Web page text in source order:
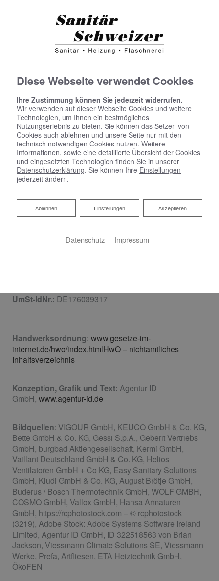
Impressum
Dietmar Schweizer
Silcherstraße 13
Telefon:07025 83575
UmSt-IdNr.: DE176039317
Handwerksordnung: www.gesetze-im-
internet.de/hwo/index.htmlHwO – nichtamtliches
Inhaltsverzeichnis
Konzeption, Grafik und Text: Agentur ID
GmbH, www.agentur-id.de
Bildquellen: VIGOUR GmbH, KEUCO GmbH & Co. KG,
Bette GmbH & Co. KG, Gessi S.p.A., Geberit Vertriebs
GmbH, burgbad Aktiengesellschaft, Kermi GmbH,
Vaillant Deutschland GmbH & Co. KG, Helios
Ventilatoren GmbH + Co KG, Easy Sanitary Solutions
GmbH, Kludi GmbH & Co. KG, August Brötje GmbH,
Buderus / Bosch Thermotechnik GmbH, WOLF GMBH,
COSMO GmbH, Vallox GmbH, Hansa Armaturen
GmbH, https://rcphotostock.com – © rcphotostock
(3219), Adobe Stock: Adobe Systems Software Ireland
Limited, Agentur ID GmbH, ID 322518563 von Brian
Jackson, Viessmann Climate Solutions SE, Viessmann
Werke, Prefa, Artfliesen, ETA Heiztechnik GmbH,
ÖkoFEN
Diese Webseite verwendet Cookies
Ihre Zustimmung können Sie jederzeit widerrufen.
Wir verwenden auf dieser Webseite Cookies und weitere
Technologien, um Ihnen ein bestmögliches
Nutzungserlebnis zu bieten. Sie können das Setzen von
Cookies auch ablehnen und unsere Seite nur mit den
technisch notwendigen Cookies nutzen. Weitere
Informationen, sowie eine detaillierte Übersicht der Cookies
und eingesetzten Technologien finden Sie in unserer
Datenschutzerklärung. Sie können Ihre Einstellungen
jederzeit ändern.
Akzeptieren
Einstellungen
Ablehnen
Ablehnen
Datenschutz Impressum